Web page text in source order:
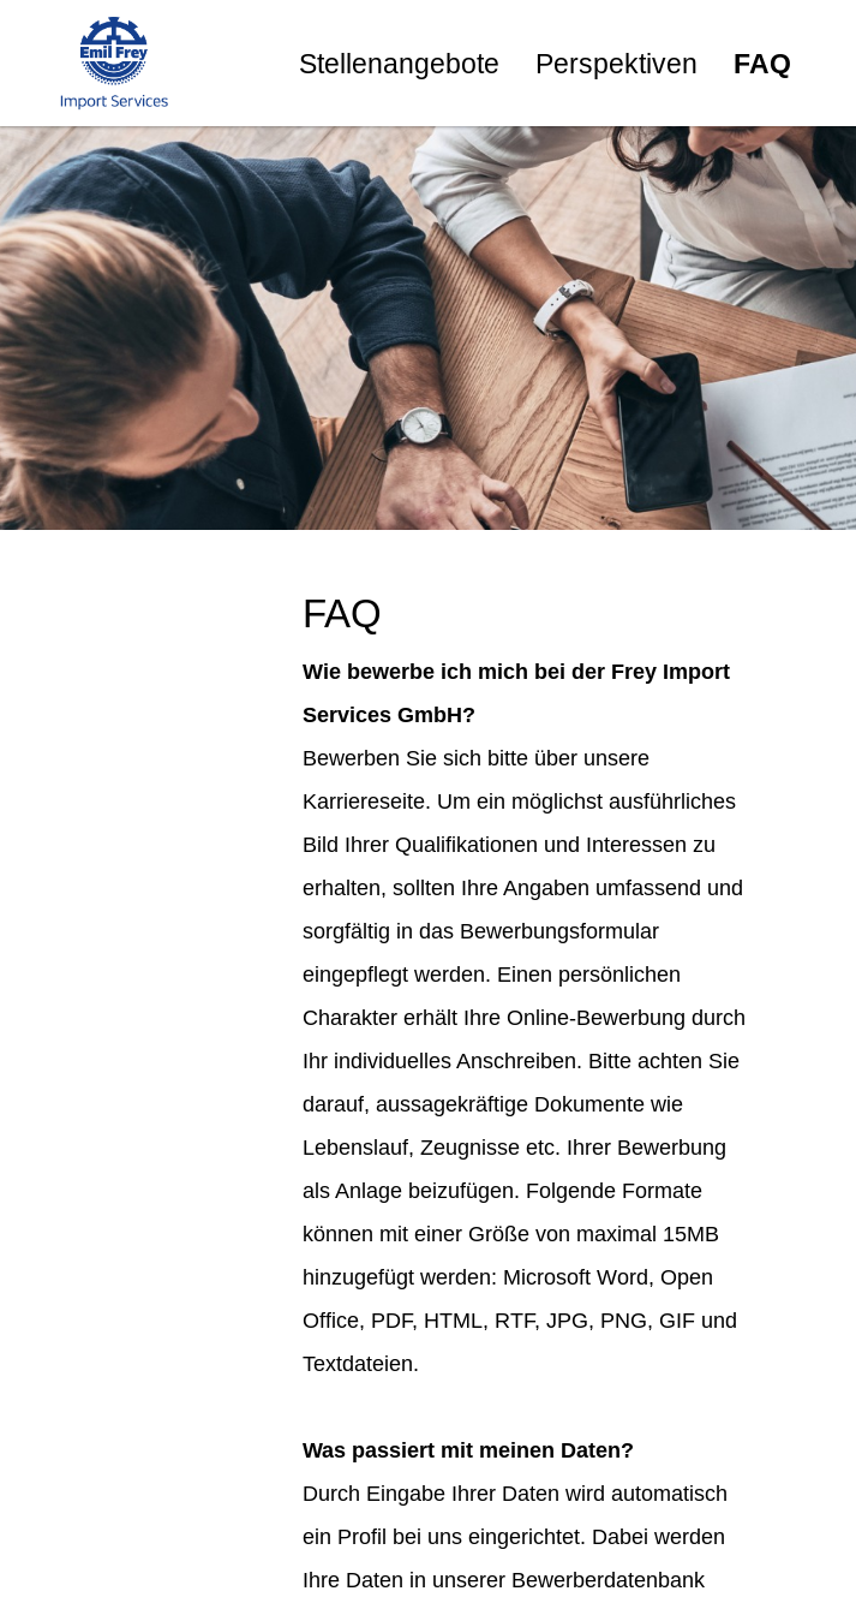
Stellenangebote Perspektiven FAQ
FAQ
Wie bewerbe ich mich bei der Frey Import
Services GmbH?
Bewerben Sie sich bitte über unsere
Karriereseite. Um ein möglichst ausführliches
Bild Ihrer Qualifikationen und Interessen zu
erhalten, sollten Ihre Angaben umfassend und
sorgfältig in das Bewerbungsformular
eingepflegt werden. Einen persönlichen
Charakter erhält Ihre Online-Bewerbung durch
Ihr individuelles Anschreiben. Bitte achten Sie
darauf, aussagekräftige Dokumente wie
Lebenslauf, Zeugnisse etc. Ihrer Bewerbung
als Anlage beizufügen. Folgende Formate
können mit einer Größe von maximal 15MB
hinzugefügt werden: Microsoft Word, Open
Office, PDF, HTML, RTF, JPG, PNG, GIF und
Textdateien.
Was passiert mit meinen Daten?
Durch Eingabe Ihrer Daten wird automatisch
ein Profil bei uns eingerichtet. Dabei werden
Ihre Daten in unserer Bewerberdatenbank